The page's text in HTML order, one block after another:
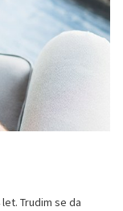
Trudim se da